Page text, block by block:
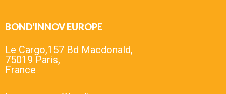
BOND'INNOV EUROPE
Le Cargo,157 Bd Macdonald,
75019 Paris,
France